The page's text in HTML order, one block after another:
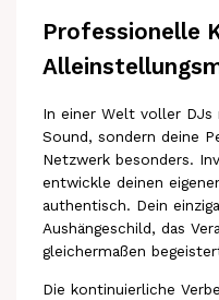
Professionelle
In einer Welt voller
Sound, sondern deine
Netzwerk besonders.
entwickle deinen
authentisch. Dein
Aushängeschild, das
gleichermaßen
Die kontinuierliche